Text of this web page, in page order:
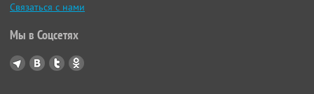
Связаться с нами
Мы в Соцсетях